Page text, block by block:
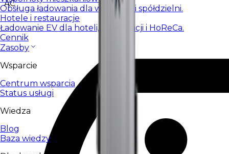
Obsługa ładowania dla wspólnot i spółdzielni.
Hotele i restauracje
Ładowanie EV dla hoteli, restauracji i HoReCa.
Cennik
Zasoby
Wsparcie
Centrum wsparcia
Status usługi
Wiedza
Blog
Baza wiedzy
AC